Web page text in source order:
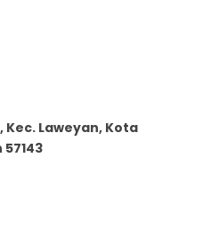
Kec. Laweyan, Kota